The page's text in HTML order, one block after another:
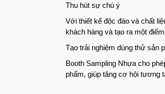
Thu hút sự chú ý
Với thiết kế độc đáo và chất
khách hàng và tạo ra một
Tạo trải nghiệm dùng thử sản
Booth Sampling Nhựa cho
phẩm, giúp tăng cơ hội tương